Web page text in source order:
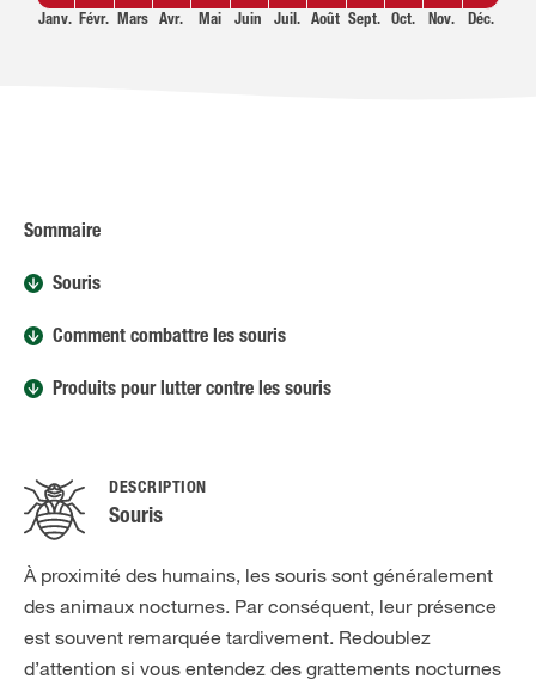
Janv. Févr. Mars Avr. Mai Juin Juil. Août Sept. Oct. Nov. Déc.
Sommaire
Souris
Comment combattre les souris
Produits pour lutter contre les souris
DESCRIPTION
Souris
À proximité des humains, les souris sont généralement
des animaux nocturnes. Par conséquent, leur présence
est souvent remarquée tardivement. Redoublez
d’attention si vous entendez des grattements nocturnes